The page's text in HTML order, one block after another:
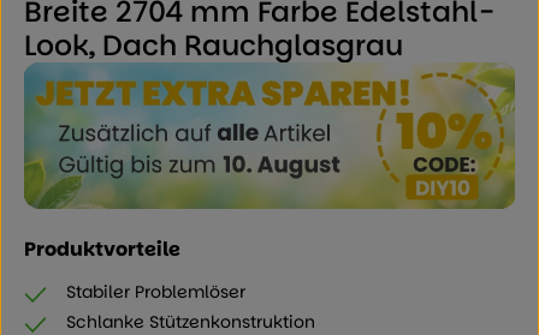
Breite 2704 mm Farbe Edelstahl-
Look, Dach Rauchglasgrau
Produktvorteile
Stabiler Problemlöser
Schlanke Stützenkonstruktion